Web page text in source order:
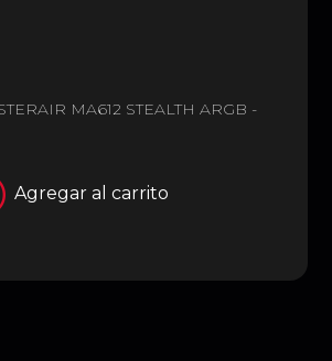
MA612 STEALTH ARGB -
Agregar al carrito